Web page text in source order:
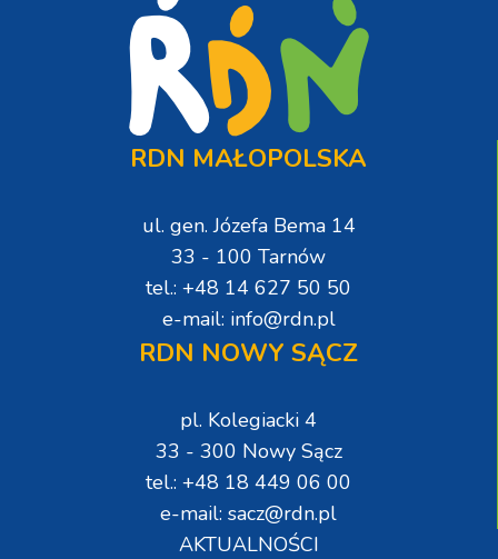
RDN MAŁOPOLSKA
ul. gen. Józefa Bema 14
33 - 100 Tarnów
tel.: +48 14 627 50 50
e-mail: info@rdn.pl
RDN NOWY SĄCZ
pl. Kolegiacki 4
33 - 300 Nowy Sącz
tel.: +48 18 449 06 00
e-mail: sacz@rdn.pl
AKTUALNOŚCI